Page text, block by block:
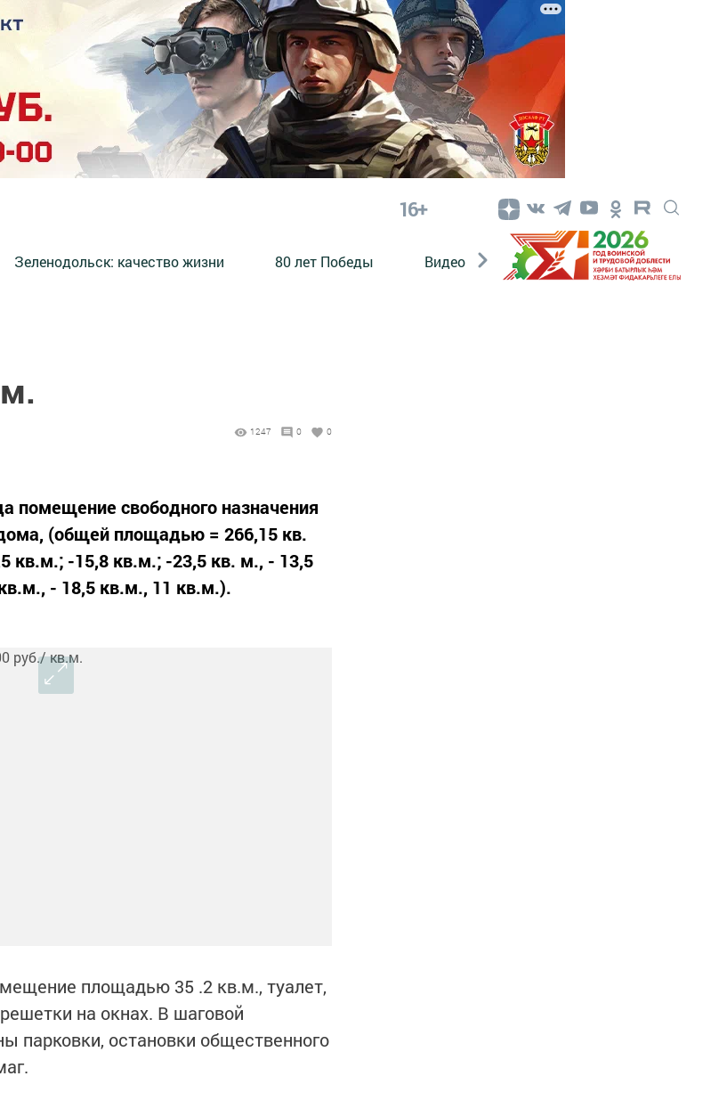
16+
⁠Зеленодольск: качество жизни 80 лет Победы Видео Конкурсы ЭтноДети
1247 0 0
помещение свободного назначения
(общей площадью = 266,15 кв.
-15,8 кв.м.; -23,5 кв. м., - 13,5
- 18,5 кв.м., 11 кв.м.).
площадью 35 .2 кв.м., туалет,
на окнах. В шаговой
парковки, остановки общественного